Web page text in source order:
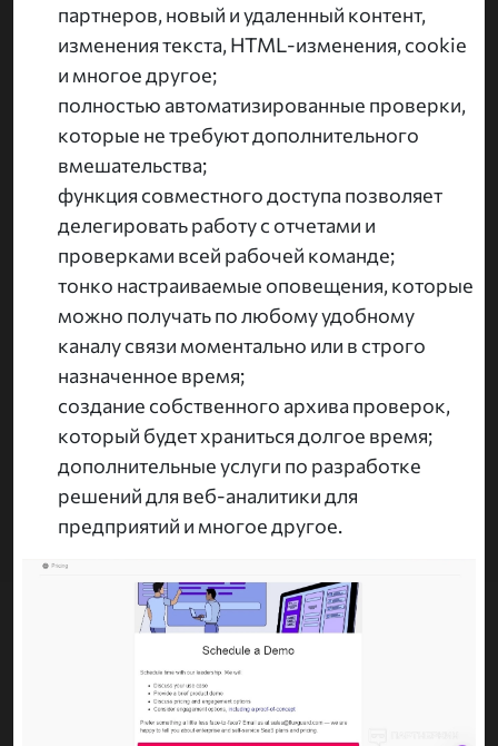
партнеров, новый и удаленный контент,
изменения текста, HTML-изменения, cookie
и многое другое;
полностью автоматизированные проверки,
которые не требуют дополнительного
вмешательства;
функция совместного доступа позволяет
делегировать работу с отчетами и
проверками всей рабочей команде;
тонко настраиваемые оповещения, которые
можно получать по любому удобному
каналу связи моментально или в строго
назначенное время;
создание собственного архива проверок,
который будет храниться долгое время;
дополнительные услуги по разработке
решений для веб-аналитики для
предприятий и многое другое.